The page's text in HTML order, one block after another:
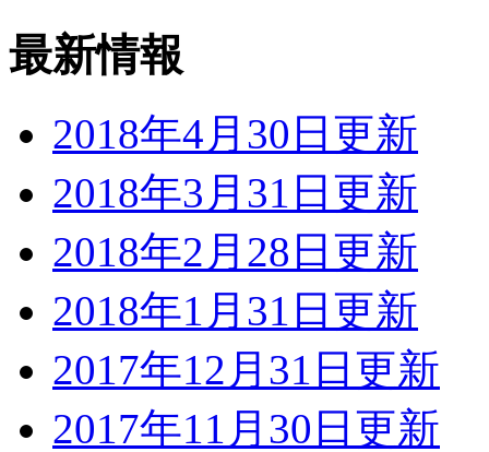
最新情報
2018年4月30日更新
2018年3月31日更新
2018年2月28日更新
2018年1月31日更新
2017年12月31日更新
2017年11月30日更新